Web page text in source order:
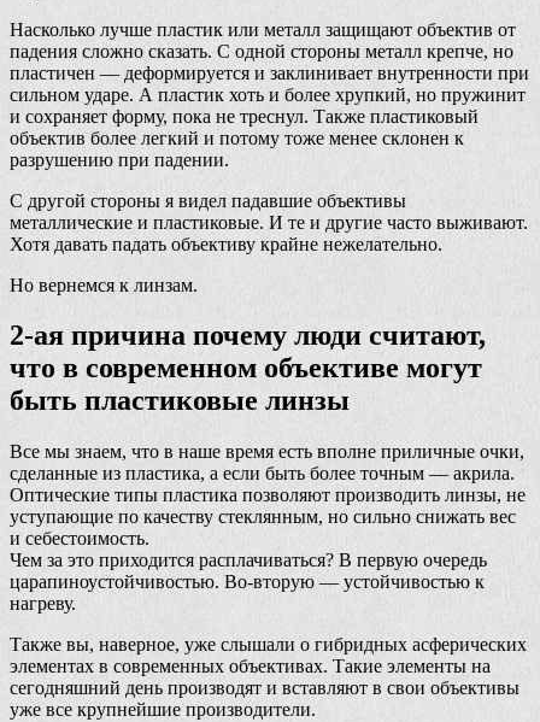
Насколько лучше пластик или металл защищают объектив от
падения сложно сказать. С одной стороны металл крепче, но
пластичен — деформируется и заклинивает внутренности при
сильном ударе. А пластик хоть и более хрупкий, но пружинит
и сохраняет форму, пока не треснул. Также пластиковый
объектив более легкий и потому тоже менее склонен к
разрушению при падении.
С другой стороны я видел падавшие объективы
металлические и пластиковые. И те и другие часто выживают.
Хотя давать падать объективу крайне нежелательно.
Но вернемся к линзам.
2-ая причина почему люди считают,
что в современном объективе могут
быть пластиковые линзы
Все мы знаем, что в наше время есть вполне приличные очки,
сделанные из пластика, а если быть более точным — акрила.
Оптические типы пластика позволяют производить линзы, не
уступающие по качеству стеклянным, но сильно снижать вес
и себестоимость.
Чем за это приходится расплачиваться? В первую очередь
царапиноустойчивостью. Во-вторую — устойчивостью к
нагреву.
Также вы, наверное, уже слышали о гибридных асферических
элементах в современных объективах. Такие элементы на
сегодняшний день производят и вставляют в свои объективы
уже все крупнейшие производители.